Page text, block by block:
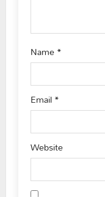
n
Name*
Email*
Website